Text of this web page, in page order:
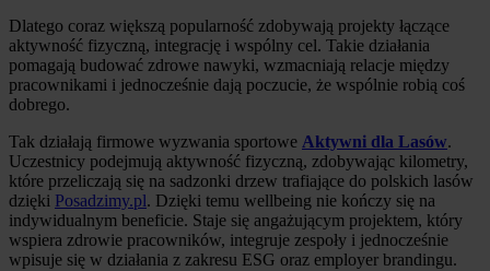
Dlatego coraz większą popularność zdobywają projekty łączące
aktywność fizyczną, integrację i wspólny cel. Takie działania
pomagają budować zdrowe nawyki, wzmacniają relacje między
pracownikami i jednocześnie dają poczucie, że wspólnie robią coś
dobrego.
Tak działają firmowe wyzwania sportowe Aktywni dla Lasów.
Uczestnicy podejmują aktywność fizyczną, zdobywając kilometry,
które przeliczają się na sadzonki drzew trafiające do polskich lasów
dzięki Posadzimy.pl. Dzięki temu wellbeing nie kończy się na
indywidualnym beneficie. Staje się angażującym projektem, który
wspiera zdrowie pracowników, integruje zespoły i jednocześnie
wpisuje się w działania z zakresu ESG oraz employer brandingu.